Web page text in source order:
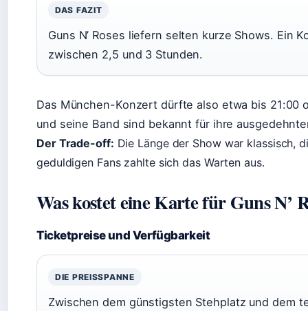
DAS FAZIT
Guns N’ Roses liefern selten kurze Shows. Ein
zwischen 2,5 und 3 Stunden.
Das München-Konzert dürfte also etwa bis 21:00
und seine Band sind bekannt für ihre
Der Trade-off: Die Länge der Show war klassisch,
geduldigen Fans zahlte sich das Warten aus.
Was kostet eine Karte für Guns N’
Ticketpreise und Verfügbarkeit
DIE PREISSPANNE
Zwischen dem günstigsten Stehplatz und dem